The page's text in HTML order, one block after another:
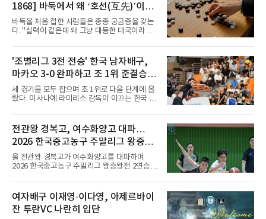
에 꼭 필요한 선수가 되겠다고 각오를 밝혔다.
1868] 바둑에서 왜 ‘호선(互先)’이라
말할까
바둑을 처음 접한 사람들은 종종 궁금증을 갖는
다. "실력이 같은데 왜 그냥 대등한 대국이라고
‘바둑에서 왜 ‘대국(對局)’이라 말할까‘ 참조)'호
선(互先)'은 한자로 '서로 호(互)', '먼저 선(先)'을
쓴다. 직역하면 '서로 먼저 둔다'는 뜻이다. 여기
서 '서로 먼저 둔다'는 표현은 한 판에서 두 사람
이 동시에 선수를 잡는다는 의미가 아니다. 중국
과 일본의 고대 바둑에서 실력이 같은 사람끼리
는 여러 판을 둘 때 흑(선수)을 번갈아 맡았다는
는다는 의미였던 것이다.인터넷 조선왕조실록에
서 호
'조별리그 3전 전승' 한국 남자배구,
마카오 3-0 완파하고 조 1위 준결승
진출
세 경기를 모두 잡으며 조 1위로 다음 단계에 올
랐다. 이사나예 라미레스 감독이 이끄는 한국 남
아남자선수권대회 조별리그를 3연승으로 마무
리했다.대표팀은 7일 몽골 울란바타르 AVA 아레
나에서 열린 대회 B조 조별리그 3차전에서 마카
오(119위)를 세트 점수 3-0(25-18 25-16 25-15)
으로 제압했다. 일본과 대만에 이어 마카오까지
꺾은 한국은 조별리그 전승으로 준결승 티켓을
손에 넣었다.공격은 고르게 터졌다. 김요한(삼성
육부대)이 9득점으로 힘을 보탰다.대표팀은 8일
오후 8시 30분 A조 2위와 결승
전관왕 경복고, 여수화양고 대파…
2026 한국중고농구 주말리그 왕중왕
전 결승토너먼트 확정
올 전관왕 경복고가 여수화양고를 대파하며
2026 한국중고농구 주말리그 왕중왕전 2연승을
7일 전남 해남 구교체육관에서 열린 대회 남고
부 H조 예선 2차전에서 박지오(26점)와 김호원
(22점)의 활약을 앞세워 여수화양고를 94-59로
완파했다. 이로써 경복고는 예선 2전 전승을 기
여자배구 이재영·이다영, 아제르바이
잔 투란VC 나란히 입단